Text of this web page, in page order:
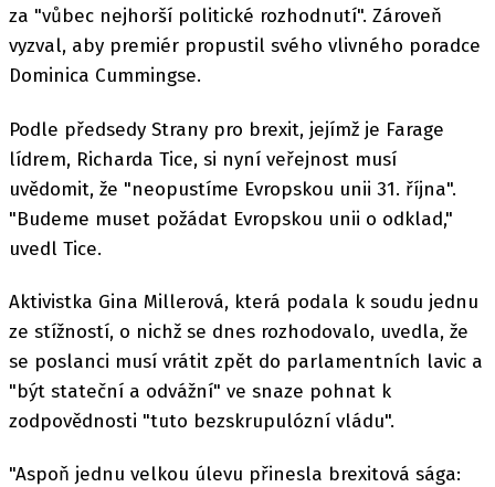
za "vůbec nejhorší politické rozhodnutí". Zároveň
vyzval, aby premiér propustil svého vlivného poradce
Dominica Cummingse.
Podle předsedy Strany pro brexit, jejímž je Farage
lídrem, Richarda Tice, si nyní veřejnost musí
uvědomit, že "neopustíme Evropskou unii 31. října".
"Budeme muset požádat Evropskou unii o odklad,"
uvedl Tice.
Aktivistka Gina Millerová, která podala k soudu jednu
ze stížností, o nichž se dnes rozhodovalo, uvedla, že
se poslanci musí vrátit zpět do parlamentních lavic a
"být stateční a odvážní" ve snaze pohnat k
zodpovědnosti "tuto bezskrupulózní vládu".
"Aspoň jednu velkou úlevu přinesla brexitová sága: